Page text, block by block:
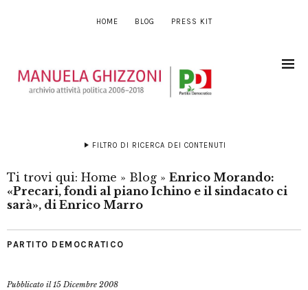
HOME BLOG PRESS KIT
FILTRO DI RICERCA DEI CONTENUTI
Ti trovi qui: Home » Blog » Enrico Morando:
«Precari, fondi al piano Ichino e il sindacato ci
sarà», di Enrico Marro
PARTITO DEMOCRATICO
Pubblicato il15 Dicembre 2008